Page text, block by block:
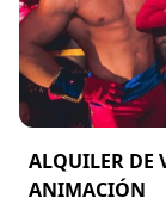
ALQUILER DE
ANIMACIÓN